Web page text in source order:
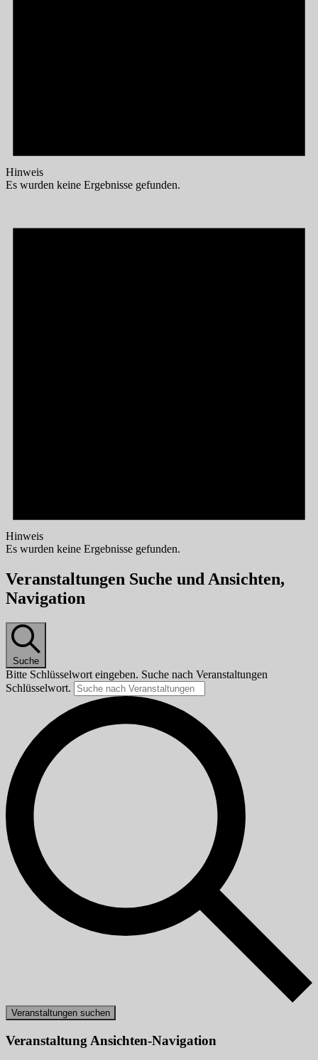
Hinweis
Es wurden keine Ergebnisse gefunden.
Hinweis
Es wurden keine Ergebnisse gefunden.
Veranstaltungen Suche und Ansichten,
Navigation
Suche
Bitte Schlüsselwort eingeben. Suche nach Veranstaltungen
Schlüsselwort.
Veranstaltungen suchen
Veranstaltung Ansichten-Navigation